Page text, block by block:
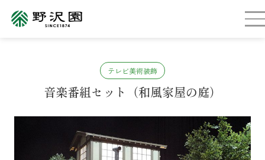
テレビ美術装飾
音楽番組セット（和風家屋の庭）